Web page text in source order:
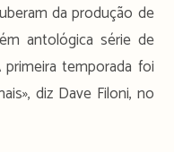
da produção de
antológica série de
primeira temporada foi
diz Dave Filoni, no